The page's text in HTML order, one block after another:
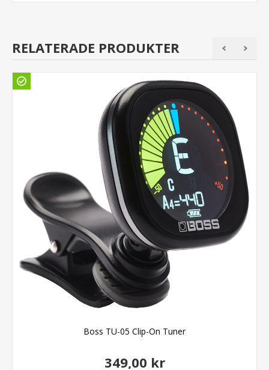
RELATERADE PRODUKTER
Boss TU-05 Clip-On Tuner
349,00 kr